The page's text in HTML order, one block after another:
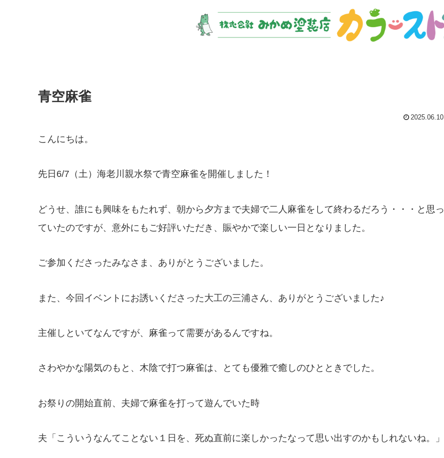
青空麻雀
2025.06.10
こんにちは。
先日6/7（土）海老川親水祭で青空麻雀を開催しました！
どうせ、誰にも興味をもたれず、朝から夕方まで夫婦で二人麻雀をして終わるだろう・・・と思っ
ていたのですが、意外にもご好評いただき、賑やかで楽しい一日となりました。
ご参加くださったみなさま、ありがとうございました。
また、今回イベントにお誘いくださった大工の三浦さん、ありがとうございました♪
主催しといてなんですが、麻雀って需要があるんですね。
さわやかな陽気のもと、木陰で打つ麻雀は、とても優雅で癒しのひとときでした。
お祭りの開始直前、夫婦で麻雀を打って遊んでいた時
夫「こういうなんてことない１日を、死ぬ直前に楽しかったなって思い出すのかもしれないね。」